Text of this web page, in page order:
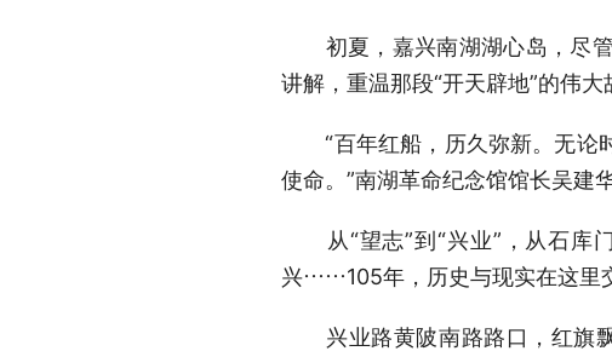
初夏，嘉兴南湖湖心岛，尽管
讲解，重温那段“开天辟地”的伟大
“百年红船，历久弥新。无论
使命。”南湖革命纪念馆馆长吴建华
从“望志”到“兴业”，从石库
兴……105年，历史与现实在这
兴业路黄陂南路路口，红旗飘